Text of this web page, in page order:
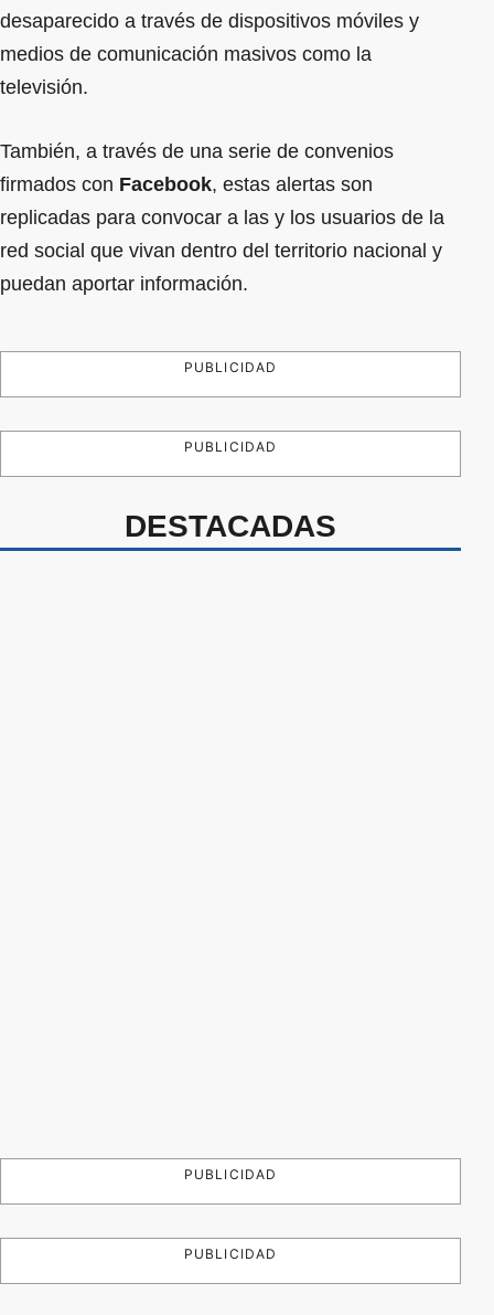
desaparecido a través de dispositivos móviles y
medios de comunicación masivos como la
televisión.
También, a través de una serie de convenios
firmados con Facebook, estas alertas son
replicadas para convocar a las y los usuarios de la
red social que vivan dentro del territorio nacional y
puedan aportar información.
PUBLICIDAD
PUBLICIDAD
DESTACADAS
PUBLICIDAD
PUBLICIDAD